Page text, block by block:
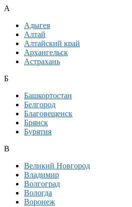
А
Адыгея
Алтай
Алтайский край
Архангельск
Астрахань
Б
Башкортостан
Белгород
Благовещенск
Брянск
Бурятия
В
Великий Новгород
Владимир
Волгоград
Вологда
Воронеж